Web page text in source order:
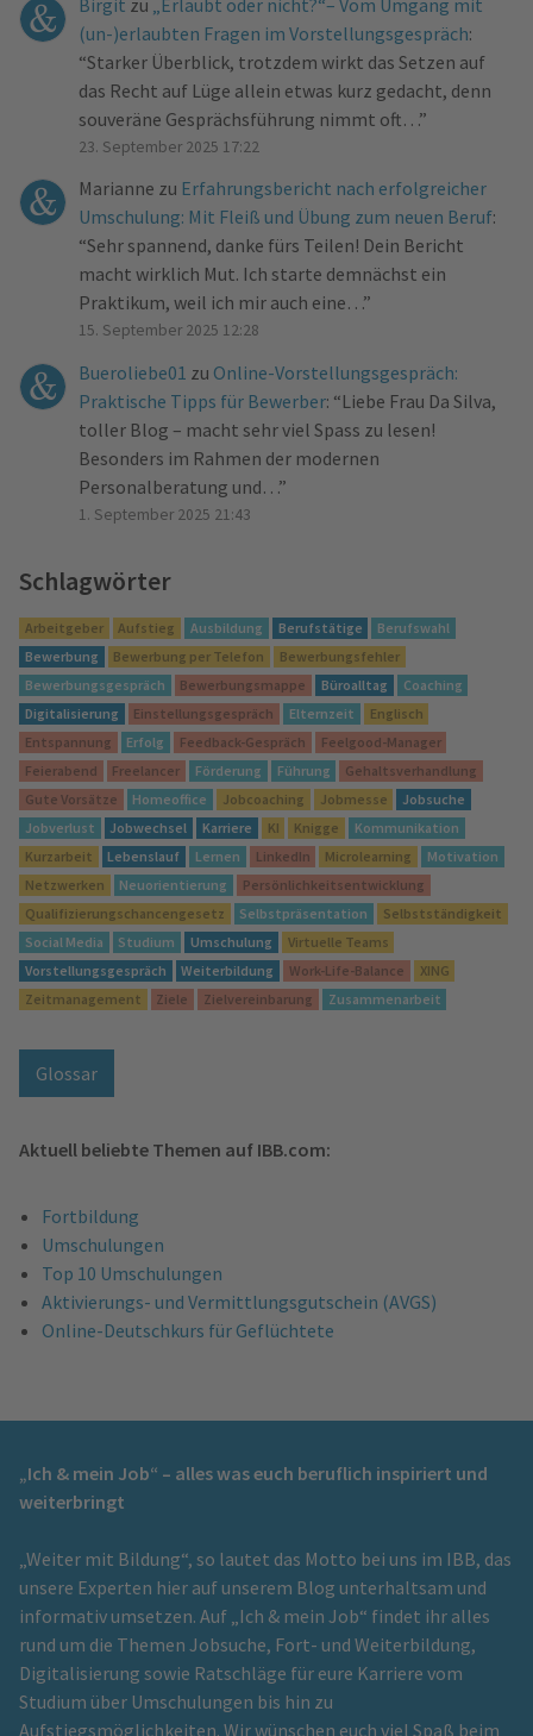
Birgit zu „Erlaubt oder nicht?“– Vom Umgang mit
(un-)erlaubten Fragen im Vorstellungsgespräch:
“Starker Überblick, trotzdem wirkt das Setzen auf
das Recht auf Lüge allein etwas kurz gedacht, denn
souveräne Gesprächsführung nimmt oft… ”
23. September 2025 17:22
Marianne zu Erfahrungsbericht nach erfolgreicher
Umschulung: Mit Fleiß und Übung zum neuen Beruf:
“Sehr spannend, danke fürs Teilen! Dein Bericht
macht wirklich Mut. Ich starte demnächst ein
Praktikum, weil ich mir auch eine… ”
15. September 2025 12:28
Bueroliebe01 zu Online-Vorstellungsgespräch:
Praktische Tipps für Bewerber: “Liebe Frau Da Silva,
toller Blog – macht sehr viel Spass zu lesen!
Besonders im Rahmen der modernen
Personalberatung und… ”
1. September 2025 21:43
Schlagwörter
Arbeitgeber Aufstieg Ausbildung Berufstätige
Berufswahl
Bewerbung
Bewerbung per Telefon
Bewerbungsfehler
Bewerbungsgespräch
Bewerbungsmappe Büroalltag
Coaching
Digitalisierung
Einstellungsgespräch Elternzeit
Englisch
Entspannung
Erfolg Feedback-Gespräch
Feelgood-Manager
Feierabend
Freelancer Förderung Führung
Gehaltsverhandlung
Gute Vorsätze
Homeoffice Jobcoaching Jobmesse
Jobsuche
Jobverlust
Jobwechsel Karriere KI Knigge
Kommunikation
Kurzarbeit
Lebenslauf Lernen LinkedIn Microlearning
Motivation
Netzwerken
Neuorientierung
Persönlichkeitsentwicklung
Qualifizierungschancengesetz
Selbstpräsentation
Selbstständigkeit
Social Media
Studium Umschulung
Virtuelle Teams
Vorstellungsgespräch
Weiterbildung Work-Life-Balance
XING
Zeitmanagement
Ziele Zielvereinbarung Zusammenarbeit
Glossar
Aktuell beliebte Themen auf IBB.com:
Fortbildung
Umschulungen
Top 10 Umschulungen
Aktivierungs- und Vermittlungsgutschein (AVGS)
Online-Deutschkurs für Geflüchtete
„Ich & mein Job“ – alles was euch beruflich inspiriert und
weiterbringt
„Weiter mit Bildung“, so lautet das Motto bei uns im IBB, das
unsere Experten hier auf unserem Blog unterhaltsam und
informativ umsetzen. Auf „Ich & mein Job“ findet ihr alles
rund um die Themen Jobsuche, Fort- und Weiterbildung,
Digitalisierung sowie Ratschläge für eure Karriere vom
Studium über Umschulungen bis hin zu
Aufstiegsmöglichkeiten. Wir wünschen euch viel Spaß beim